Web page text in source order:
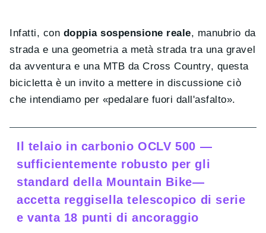
Infatti, con doppia sospensione reale, manubrio da
strada e una geometria a metà strada tra una gravel
da avventura e una MTB da Cross Country, questa
bicicletta è un invito a mettere in discussione ciò
che intendiamo per «pedalare fuori dall'asfalto».
Il telaio in carbonio OCLV 500 —
sufficientemente robusto per gli
standard della Mountain Bike—
accetta reggisella telescopico di serie
e vanta 18 punti di ancoraggio